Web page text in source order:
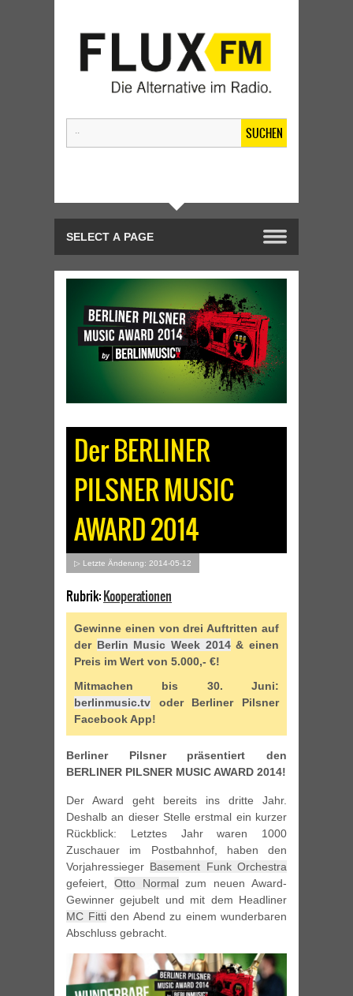
SUCHEN
Der BERLINER
PILSNER MUSIC
AWARD 2014
▷ Letzte Änderung: 2014-05-12
Rubrik:Kooperationen
Gewinne einen von drei Auftritten auf
der Berlin Music Week 2014& einen
Preis im Wert von 5.000,- €!
Mitmachen bis 30. Juni:
berlinmusic.tv oder Berliner Pilsner
Facebook App!
Berliner Pilsner präsentiert den
BERLINER PILSNER MUSIC AWARD 2014!
Der Award geht bereits ins dritte Jahr.
Deshalb an dieser Stelle erstmal ein kurzer
Rückblick: Letztes Jahr waren 1000
Zuschauer im Postbahnhof, haben den
Vorjahressieger Basement Funk Orchestra
gefeiert, Otto Normalzum neuen Award-
Gewinner gejubelt und mit dem Headliner
MC Fittiden Abend zu einem wunderbaren
Abschluss gebracht.